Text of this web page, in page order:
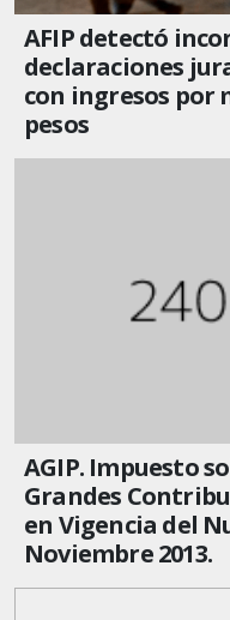
AFIP detectó
declaraciones
con ingresos por
pesos
AGIP. Impuesto
Grandes
en Vigencia del
Noviembre 2013.